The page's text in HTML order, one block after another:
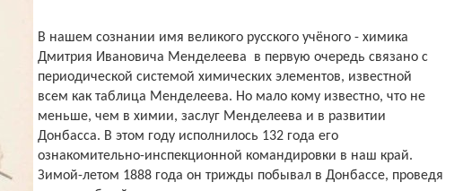
В нашем сознании имя великого русского учёного - химика
Дмитрия Ивановича Менделеева
в первую очередь связано с
периодической системой химических элементов, известной
всем как таблица Менделеева. Но мало кому известно, что не
меньше, чем в химии, заслуг Менделеева и в развитии
Донбасса. В этом году исполнилось 132 года его
ознакомительно-инспекционной командировки в наш край.
Зимой-летом 1888 года он трижды побывал в Донбассе, проведя